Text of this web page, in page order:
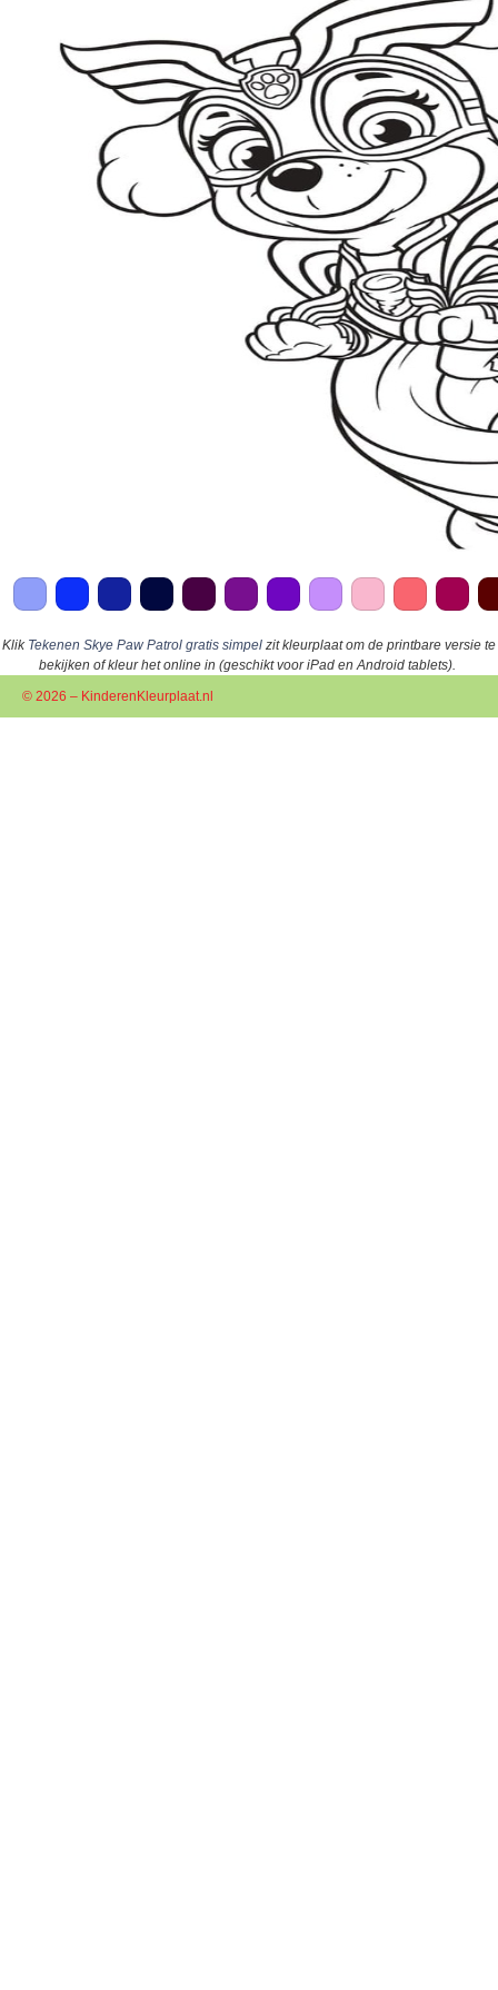
Klik Tekenen Skye Paw Patrol gratis simpel zit kleurplaat om de printbare versie te
bekijken of kleur het online in (geschikt voor iPad en Android tablets).
© 2026 – KinderenKleurplaat.nl